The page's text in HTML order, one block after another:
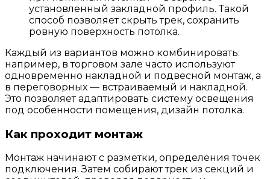
установленный закладной профиль. Такой
способ позволяет скрыть трек, сохранить
ровную поверхность потолка.
Каждый из вариантов можно комбинировать:
например, в торговом зале часто используют
одновременно накладной и подвесной монтаж, а
в переговорных — встраиваемый и накладной.
Это позволяет адаптировать систему освещения
под особенности помещения, дизайн потолка.
Как проходит монтаж
Монтаж начинают с разметки, определения точек
подключения. Затем собирают трек из секций и